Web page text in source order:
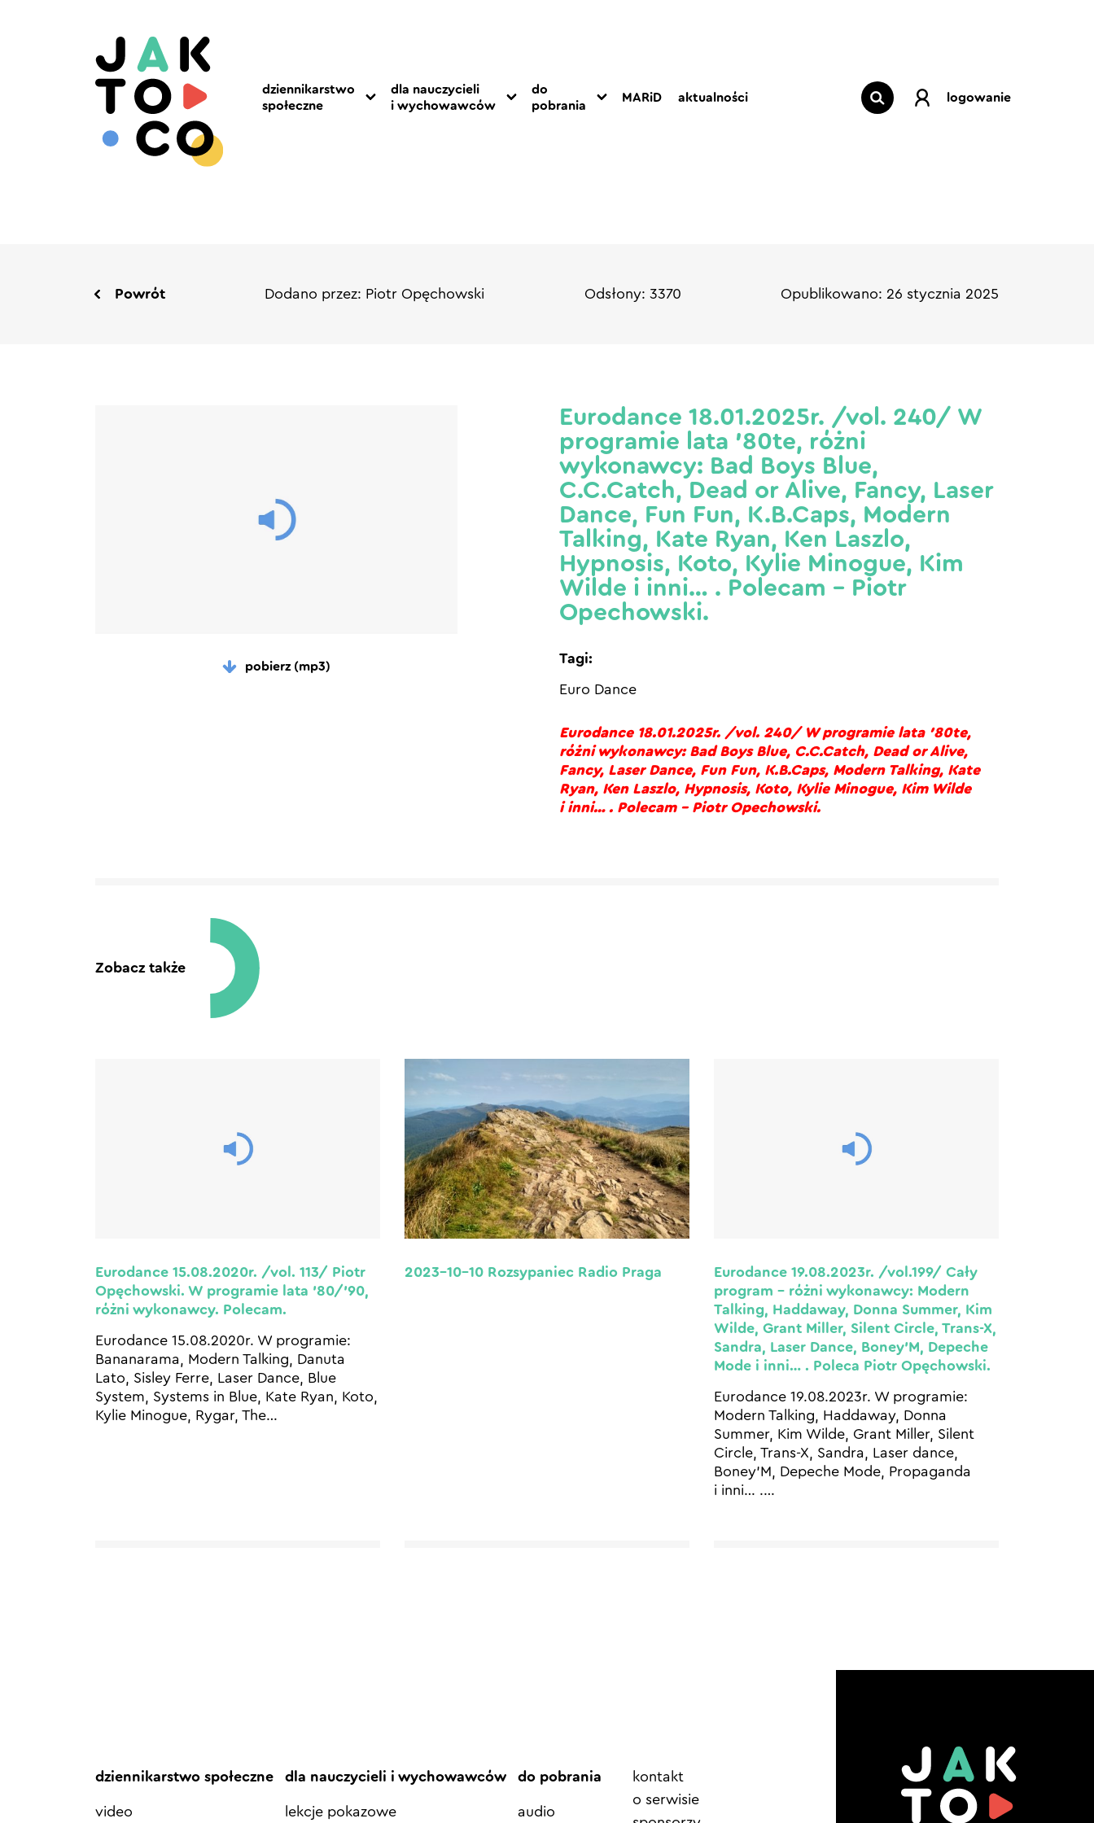
dziennikarstwo
społeczne
dla nauczycieli
i wychowawców
do
pobrania
MARiD aktualności logowanie
Powrót Dodano przez: Piotr Opęchowski Odsłony: 3370 Opublikowano: 26 stycznia 2025
pobierz (mp3)
Eurodance 18.01.2025r. /vol. 240/ W
programie lata ’80te, różni
wykonawcy: Bad Boys Blue,
C.C.Catch, Dead or Alive, Fancy, Laser
Dance, Fun Fun, K.B.Caps, Modern
Talking, Kate Ryan, Ken Laszlo,
Hypnosis, Koto, Kylie Minogue, Kim
Wilde i inni… . Polecam – Piotr
Opechowski.
Tagi:
Euro Dance
Eurodance 18.01.2025r. /vol. 240/ W programie lata ’80te,
różni wykonawcy: Bad Boys Blue, C.C.Catch, Dead or Alive,
Fancy, Laser Dance, Fun Fun, K.B.Caps, Modern Talking, Kate
Ryan, Ken Laszlo, Hypnosis, Koto, Kylie Minogue, Kim Wilde
i inni… . Polecam – Piotr Opechowski.
Zobacz także
Eurodance 15.08.2020r. /vol. 113/ Piotr
Opęchowski. W programie lata ’80/’90,
różni wykonawcy. Polecam.
Eurodance 15.08.2020r. W programie:
Bananarama, Modern Talking, Danuta
Lato, Sisley Ferre, Laser Dance, Blue
System, Systems in Blue, Kate Ryan, Koto,
Kylie Minogue, Rygar, The…
2023-10-10 Rozsypaniec Radio Praga
Eurodance 19.08.2023r. /vol.199/ Cały
program – różni wykonawcy: Modern
Talking, Haddaway, Donna Summer, Kim
Wilde, Grant Miller, Silent Circle, Trans-X,
Sandra, Laser Dance, Boney’M, Depeche
Mode i inni… . Poleca Piotr Opęchowski.
Eurodance 19.08.2023r. W programie:
Modern Talking, Haddaway, Donna
Summer, Kim Wilde, Grant Miller, Silent
Circle, Trans-X, Sandra, Laser dance,
Boney’M, Depeche Mode, Propaganda
i inni… .…
dziennikarstwo społeczne
video
dla nauczycieli i wychowawców
lekcje pokazowe
do pobrania
audio
Element
menu
kontakt
o serwisie